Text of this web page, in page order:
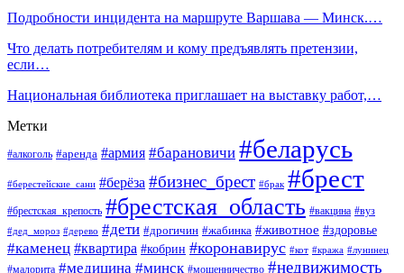
Подробности инцидента на маршруте Варшава — Минск.…
Что делать потребителям и кому предъявлять претензии,
если…
Национальная библиотека приглашает на выставку работ,…
Метки
#алкоголь #аренда #армия #барановичи #беларусь
#берестейские_сани #берёза #бизнес_брест #брак #брест
#брестская_крепость #брестская_область #вакцина #вуз
#дед_мороз #дерево #дети #дрогичин #жабинка #животное #здоровье
#каменец #квартира #кобрин #коронавирус #кот #кража #лунинец
#малорита #медицина #минск #мошенничество #недвижимость